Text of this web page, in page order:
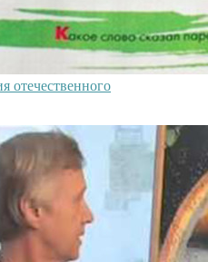
отечественного